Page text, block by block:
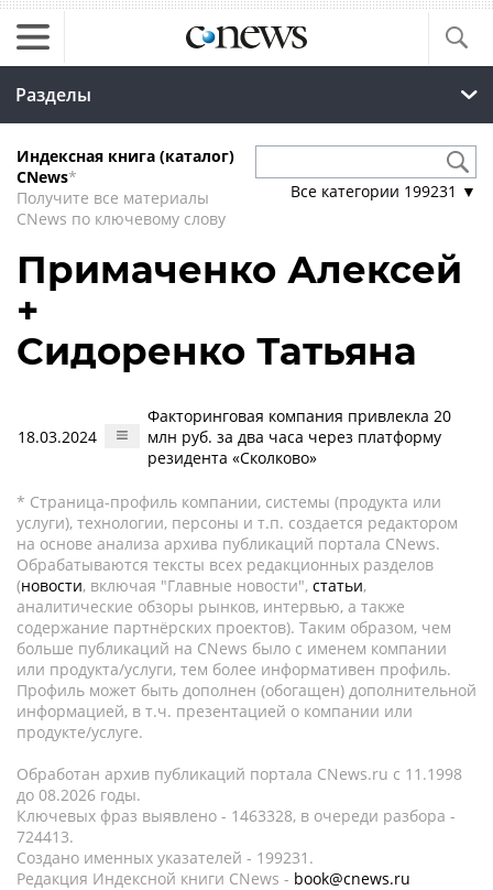
Разделы
Индексная книга (каталог)
CNews*
Получите все материалы
CNews по ключевому слову
Все категории 199231 ▼
Примаченко Алексей
+
Сидоренко Татьяна
18.03.2024
Факторинговая компания привлекла 20
млн руб. за два часа через платформу
резидента «Сколково»
* Страница-профиль компании, системы (продукта или
услуги), технологии, персоны и т.п. создается редактором
на основе анализа архива публикаций портала CNews.
Обрабатываются тексты всех редакционных разделов
(новости, включая "Главные новости", статьи,
аналитические обзоры рынков, интервью, а также
содержание партнёрских проектов). Таким образом, чем
больше публикаций на CNews было с именем компании
или продукта/услуги, тем более информативен профиль.
Профиль может быть дополнен (обогащен) дополнительной
информацией, в т.ч. презентацией о компании или
продукте/услуге.
Обработан архив публикаций портала CNews.ru c 11.1998
до 08.2026 годы.
Ключевых фраз выявлено - 1463328, в очереди разбора -
724413.
Создано именных указателей - 199231.
Редакция Индексной книги CNews - book@cnews.ru